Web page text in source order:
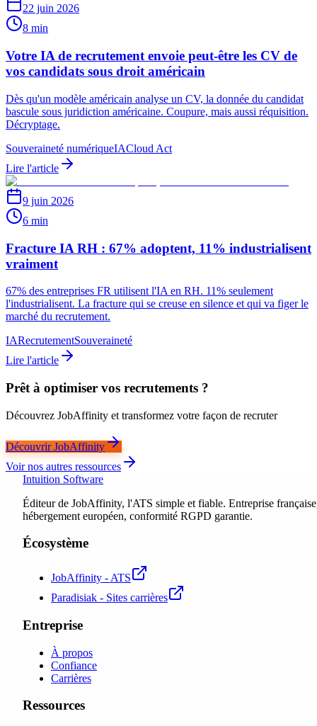
22 juin 2026
8 min
Votre IA de recrutement envoie peut-être les CV de
vos candidats sous droit américain
Dès qu'un modèle américain analyse un CV, la donnée du candidat
bascule sous juridiction américaine. Coupure, mais aussi réquisition.
Décryptage.
Souveraineté numériqueIACloud Act
Lire l'article
9 juin 2026
6 min
Fracture IA RH : 67% adoptent, 11% industrialisent
vraiment
67% des entreprises FR utilisent l'IA en RH. 11% seulement
l'industrialisent. La fracture qui se creuse en silence et qui va figer le
marché du recrutement.
IARecrutementSouveraineté
Lire l'article
Prêt à optimiser vos recrutements ?
Découvrez JobAffinity et transformez votre façon de recruter
Découvrir JobAffinity
Voir nos autres ressources
Intuition Software
Éditeur de JobAffinity, l'ATS simple et fiable. Entreprise
hébergement européen, conformité RGPD garantie.
Écosystème
JobAffinity - ATS
Paradisiak - Sites carrières
Entreprise
À propos
Confiance
Carrières
Ressources